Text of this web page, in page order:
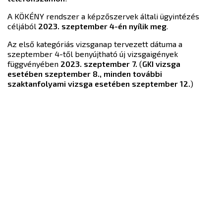
A KÖKÉNY rendszer a képzőszervek általi ügyintézés
céljából 2023. szeptember 4-én nyílik meg.
Az első kategóriás vizsganap tervezett dátuma a
szeptember 4-től benyújtható új vizsgaigények
függvényében 2023. szeptember 7. (GKI vizsga
esetében szeptember 8., minden további
szaktanfolyami vizsga esetében szeptember 12.)